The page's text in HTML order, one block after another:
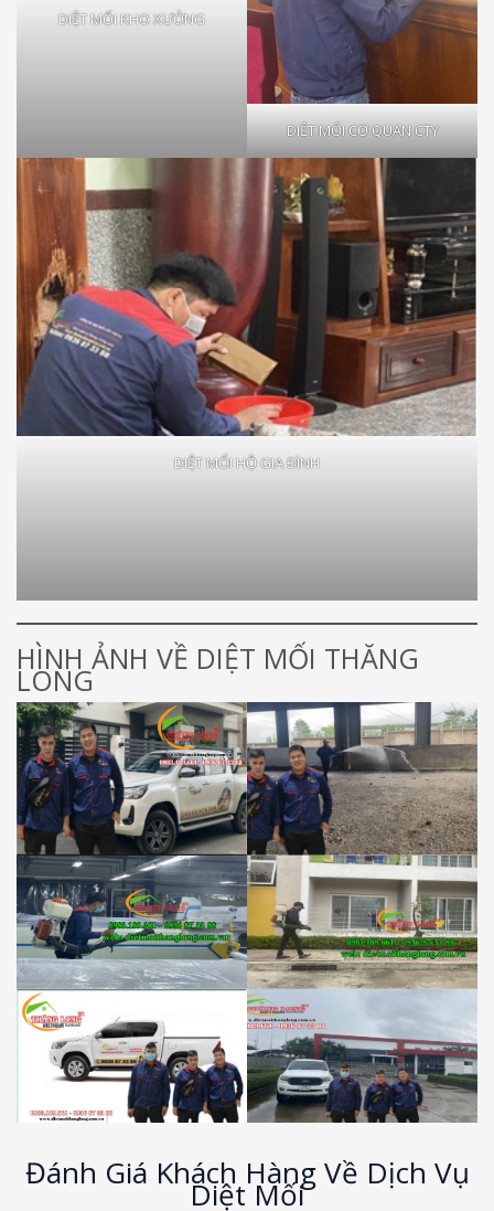
DIỆT MỐI KHO XƯỞNG
DIỆT MỐI CƠ QUAN CTY
DIỆT MỐI HỘ GIA ĐÌNH
HÌNH ẢNH VỀ DIỆT MỐI THĂNG
LONG
Đánh Giá Khách Hàng Về Dịch Vụ
Diệt Mối